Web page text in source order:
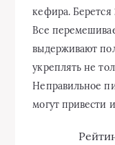
кефира.
Все
выдерживают
укреплять не
Неправильное
могут привести